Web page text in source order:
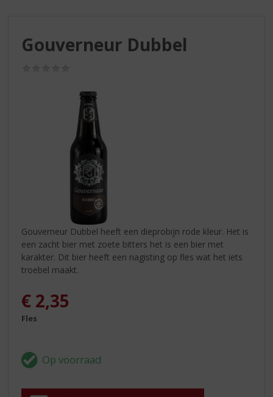
Gouverneur Dubbel
Gouverneur Dubbel heeft een dieprobijn rode kleur. Het is
een zacht bier met zoete bitters het is een bier met
karakter. Dit bier heeft een nagisting op fles wat het iets
troebel maakt.
€ 2,35
Fles